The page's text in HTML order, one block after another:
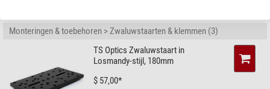
Monteringen & toebehoren > Zwaluwstaarten & klemmen (3)
TS Optics Zwaluwstaart in
Losmandy-stijl, 180mm
$ 57,00*